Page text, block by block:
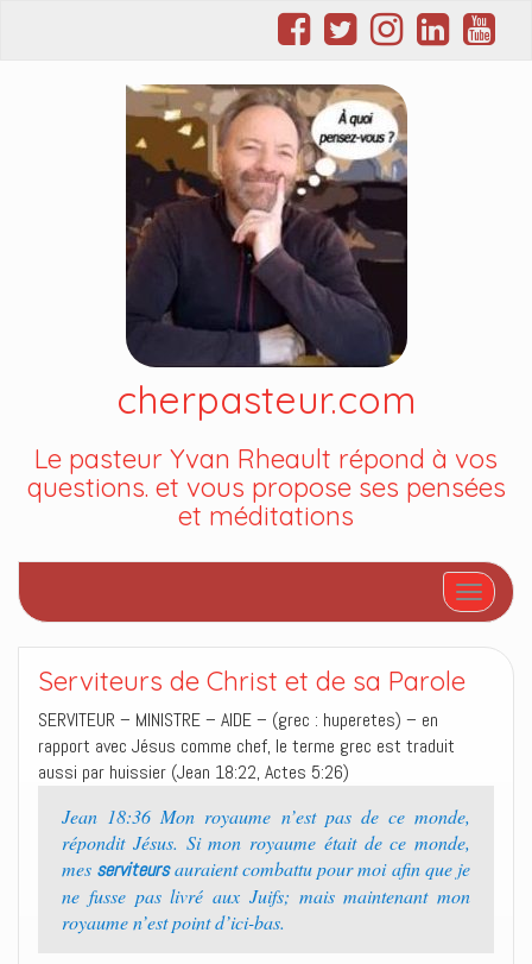
cherpasteur.com
Le pasteur Yvan Rheault répond à vos
questions. et vous propose ses pensées
et méditations
Afficher/
Serviteurs de Christ et de sa Parole
SERVITEUR – MINISTRE – AIDE – (grec : huperetes) – en
rapport avec Jésus comme chef, le terme grec est traduit
aussi par huissier (Jean 18:22, Actes 5:26)
Jean 18:36 Mon royaume n’est pas de ce monde,
répondit Jésus. Si mon royaume était de ce monde,
mes serviteursauraient combattu pour moi afin que je
ne fusse pas livré aux Juifs; mais maintenant mon
royaume n’est point d’ici-bas.